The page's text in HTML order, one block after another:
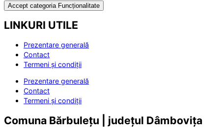
Accept categoria Funcționalitate
LINKURI UTILE
Prezentare generală
Contact
Termeni și condiții
Prezentare generală
Contact
Termeni și condiții
Comuna Bărbulețu | județul Dâmbovița